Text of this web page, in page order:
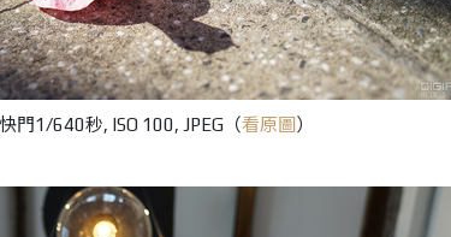
門1/640秒, ISO 100, JPEG（看原圖）